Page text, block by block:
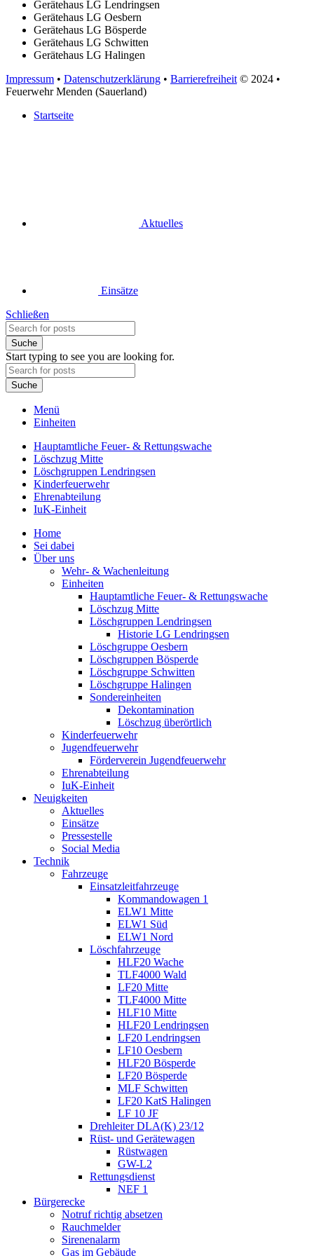
Gerätehaus LG Lendringsen
Gerätehaus LG Oesbern
Gerätehaus LG Bösperde
Gerätehaus LG Schwitten
Gerätehaus LG Halingen
Impressum • Datenschutzerklärung • Barrierefreiheit © 2024 •
Feuerwehr Menden (Sauerland)
Startseite
Aktuelles
Einsätze
Schließen
Suche
Start typing to see you are looking for.
Suche
Menü
Einheiten
Hauptamtliche Feuer- & Rettungswache
Löschzug Mitte
Löschgruppen Lendringsen
Kinderfeuerwehr
Ehrenabteilung
IuK-Einheit
Home
Sei dabei
Über uns
Wehr- & Wachenleitung
Einheiten
Hauptamtliche Feuer- & Rettungswache
Löschzug Mitte
Löschgruppen Lendringsen
Historie LG Lendringsen
Löschgruppe Oesbern
Löschgruppen Bösperde
Löschgruppe Schwitten
Löschgruppe Halingen
Sondereinheiten
Dekontamination
Löschzug überörtlich
Kinderfeuerwehr
Jugendfeuerwehr
Förderverein Jugendfeuerwehr
Ehrenabteilung
IuK-Einheit
Neuigkeiten
Aktuelles
Einsätze
Pressestelle
Social Media
Technik
Fahrzeuge
Einsatzleitfahrzeuge
Kommandowagen 1
ELW1 Mitte
ELW1 Süd
ELW1 Nord
Löschfahrzeuge
HLF20 Wache
TLF4000 Wald
LF20 Mitte
TLF4000 Mitte
HLF10 Mitte
HLF20 Lendringsen
LF20 Lendringsen
LF10 Oesbern
HLF20 Bösperde
LF20 Bösperde
MLF Schwitten
LF20 KatS Halingen
LF 10 JF
Drehleiter DLA(K) 23/12
Rüst- und Gerätewagen
Rüstwagen
GW-L2
Rettungsdienst
NEF 1
Bürgerecke
Notruf richtig absetzen
Rauchmelder
Sirenenalarm
Gas im Gebäude